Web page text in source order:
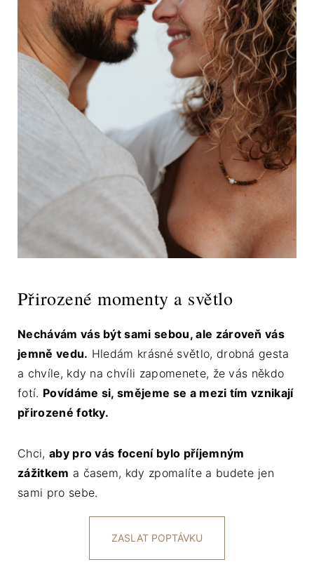
Přirozené momenty a světlo
Nechávám vás být sami sebou, ale zároveň vás
jemně vedu. Hledám krásné světlo, drobná gesta
a chvíle, kdy na chvíli zapomenete, že vás někdo
fotí. Povídáme si, smějeme se a mezi tím vznikají
přirozené fotky.
Chci, aby pro vás focení bylo příjemným
zážitkem a časem, kdy zpomalíte a budete jen
sami pro sebe.
ZASLAT POPTÁVKU